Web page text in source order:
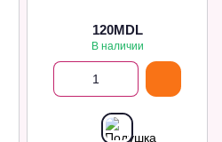
120MDL
В наличии